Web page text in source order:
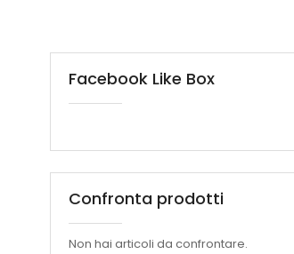
Facebook Like Box
Confronta prodotti
Non hai articoli da confrontare.